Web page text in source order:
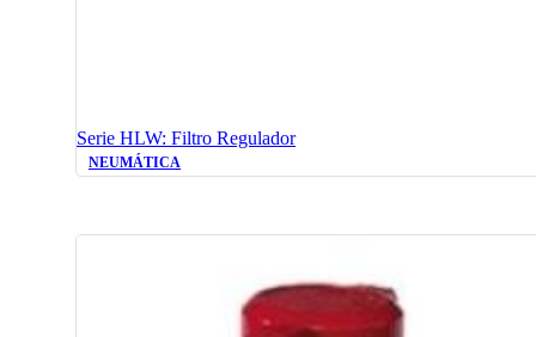
Serie HLW: Filtro Regulador
NEUMÁTICA